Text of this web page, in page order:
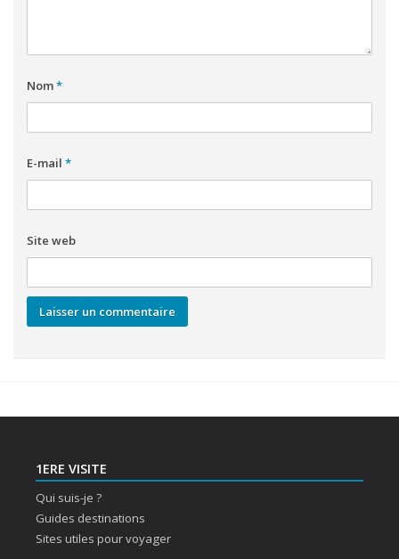
Nom*
E-mail *
Site web
1ERE VISITE
Qui suis-je ?
Guides destinations
Sites utiles pour voyager